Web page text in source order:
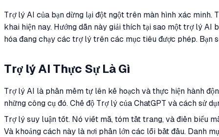
Trợ lý AI của bạn dừng lại đột ngột trên màn hình xác
khai hiện nay. Hướng dẫn này giải thích tại sao một trợ lý
hóa đang chạy các trợ lý trên các mục tiêu được phép. Bạn
Trợ lý AI Thực Sự Là Gì
Trợ lý AI là phần mềm tự lên kế hoạch và thực hiện hành
những công cụ đó. Chế độ Trợ lý của ChatGPT và cách sử
Trợ lý suy luận tốt. Nó viết mã, tóm tắt trang, và điền biểu
Và khoảng cách này là nơi phần lớn các lỗi bắt đầu. Danh